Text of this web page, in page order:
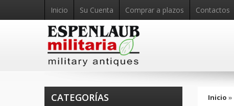
Inicio Su Cuenta Comprar a plazos Contactos
Inicio »
CATEGORÍAS